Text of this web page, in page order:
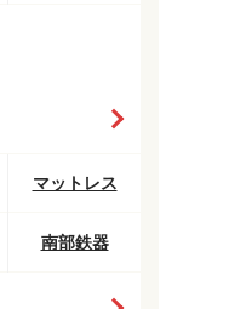
マットレス
南部鉄器